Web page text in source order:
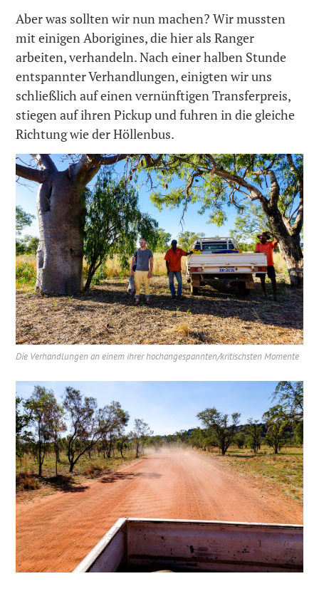
Aber was sollten wir nun machen? Wir mussten
mit einigen Aborigines, die hier als Ranger
arbeiten, verhandeln. Nach einer halben Stunde
entspannter Verhandlungen, einigten wir uns
schließlich auf einen vernünftigen Transferpreis,
stiegen auf ihren Pickup und fuhren in die gleiche
Richtung wie der Höllenbus.
Die Verhandlungen an einem ihrer hochangespannten/kritischsten Momente